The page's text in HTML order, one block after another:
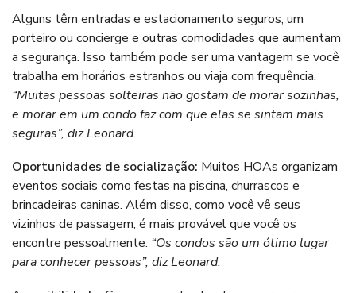
Alguns têm entradas e estacionamento seguros, um
porteiro ou concierge e outras comodidades que aumentam
a segurança. Isso também pode ser uma vantagem se você
trabalha em horários estranhos ou viaja com frequência.
“Muitas pessoas solteiras não gostam de morar sozinhas,
e morar em um condo faz com que elas se sintam mais
seguras”, diz Leonard.
Oportunidades de socialização: Muitos HOAs organizam
eventos sociais como festas na piscina, churrascos e
brincadeiras caninas. Além disso, como você vê seus
vizinhos de passagem, é mais provável que você os
encontre pessoalmente. “Os condos são um ótimo lugar
para conhecer pessoas”, diz Leonard.